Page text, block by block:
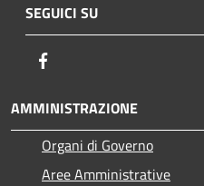
SEGUICI SU
AMMINISTRAZIONE
Organi di Governo
Aree Amministrative